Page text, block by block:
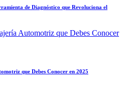
de Diagnóstico que Revoluciona el
que Debes Conocer en 2025